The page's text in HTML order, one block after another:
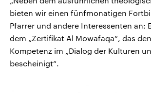
bieten wir einen fünfmonatigen
Pfarrer und andere Interessenten an:
dem „Zertifikat Al Mowafaqa“, das
Kompetenz im „Dialog der Kulturen
bescheinigt“.